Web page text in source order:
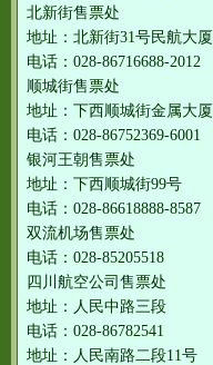
北新街售票处
地址：北新街31号民航大厦
电话：028-86716688-2012
顺城街售票处
地址：下西顺城街金属大厦
电话：028-86752369-6001
银河王朝售票处
地址：下西顺城街99号
电话：028-86618888-8587
双流机场售票处
电话：028-85205518
四川航空公司售票处
地址：人民中路三段
电话：028-86782541
地址：人民南路二段11号